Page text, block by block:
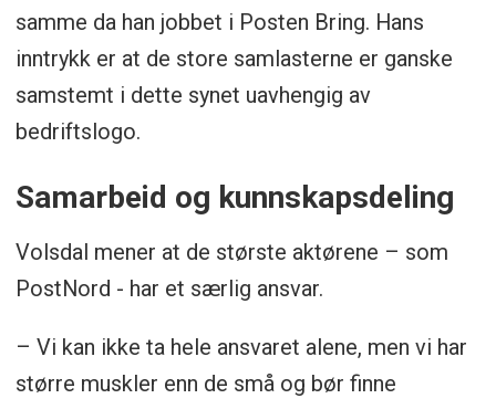
samme da han jobbet i Posten Bring. Hans
inntrykk er at de store samlasterne er ganske
samstemt i dette synet uavhengig av
bedriftslogo.
Samarbeid og kunnskapsdeling
Volsdal mener at de største aktørene – som
PostNord - har et særlig ansvar.
– Vi kan ikke ta hele ansvaret alene, men vi har
større muskler enn de små og bør finne